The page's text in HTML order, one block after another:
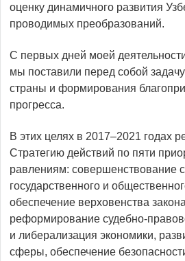
оценку динамичного развития
проводимых преобразований.
С первых дней моей
мы поставили перед собой
страны и формирования
прогресса.
В этих целях в 2017–2021 годах
Стратегию действий по пяти
равлениям: совершенствование
государственного и
обеспечение верховенства
реформирование судебно-
и либерализация экономики,
сферы, обеспечение